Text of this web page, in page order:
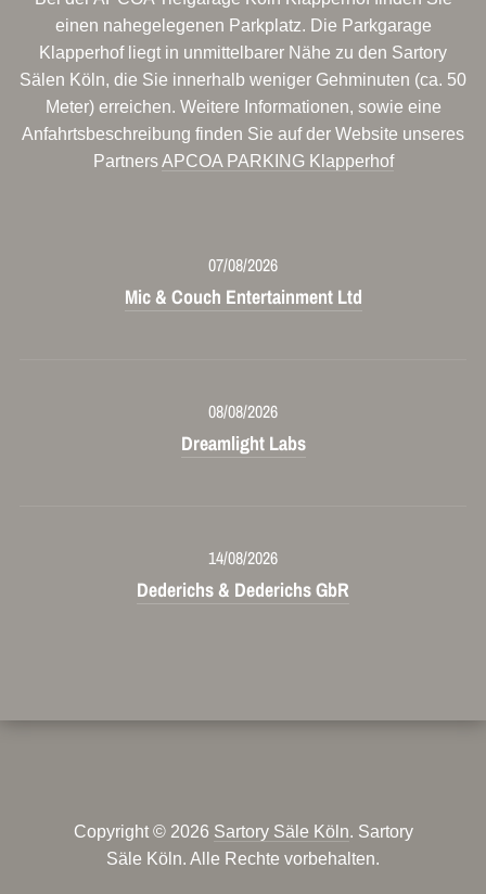
einen nahegelegenen Parkplatz. Die Parkgarage
Klapperhof liegt in unmittelbarer Nähe zu den Sartory
Sälen Köln, die Sie innerhalb weniger Gehminuten (ca. 50
Meter) erreichen. Weitere Informationen, sowie eine
Anfahrtsbeschreibung finden Sie auf der Website unseres
PartnersAPCOA PARKING Klapperhof
07/08/2026
Mic & Couch Entertainment Ltd
08/08/2026
Dreamlight Labs
14/08/2026
Dederichs & Dederichs GbR
Copyright © 2026 Sartory Säle Köln. Sartory
Säle Köln. Alle Rechte vorbehalten.